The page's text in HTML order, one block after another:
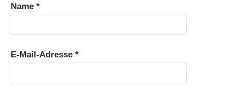
Name*
E-Mail-Adresse*